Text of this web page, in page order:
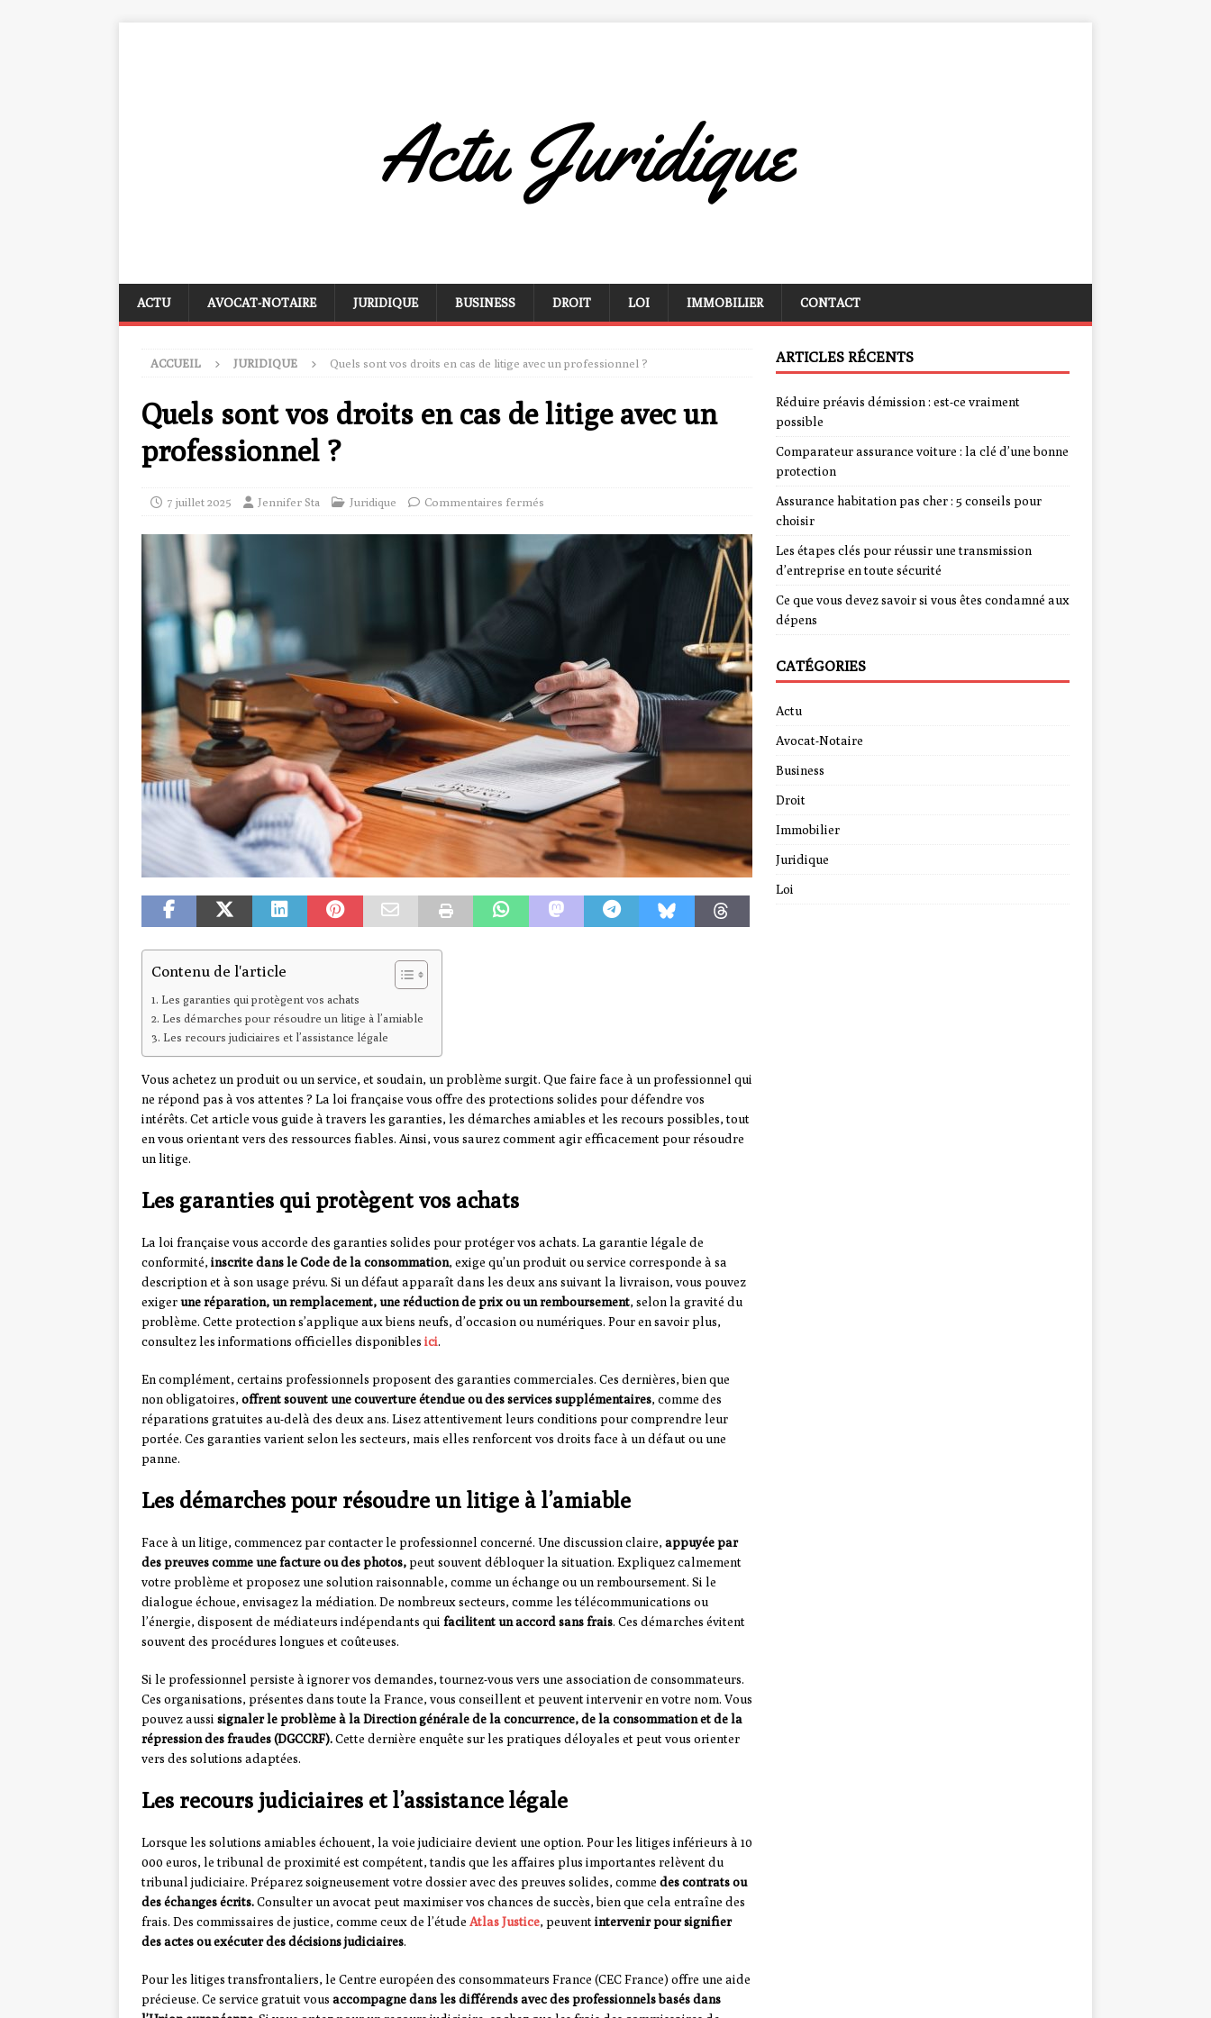
ACTU AVOCAT-NOTAIRE JURIDIQUE BUSINESS DROIT LOI IMMOBILIER CONTACT
ACCUEIL JURIDIQUE Quels sont vos droits en cas de litige avec un professionnel ?
Quels sont vos droits en cas de litige avec un
professionnel ?
7 juillet 2025 Jennifer Sta Juridique Commentaires fermés
Contenu de l'article
Les garanties qui protègent vos achats
Les démarches pour résoudre un litige à l’amiable
Les recours judiciaires et l’assistance légale
Vous achetez un produit ou un service, et soudain, un problème surgit. Que faire face à un professionnel qui
ne répond pas à vos attentes ? La loi française vous offre des protections solides pour défendre vos
intérêts. Cet article vous guide à travers les garanties, les démarches amiables et les recours possibles, tout
en vous orientant vers des ressources fiables. Ainsi, vous saurez comment agir efficacement pour résoudre
un litige.
Les garanties qui protègent vos achats
La loi française vous accorde des garanties solides pour protéger vos achats. La garantie légale de
conformité, inscrite dans le Code de la consommation, exige qu’un produit ou service corresponde à sa
description et à son usage prévu. Si un défaut apparaît dans les deux ans suivant la livraison, vous pouvez
exigerune réparation, un remplacement, une réduction de prix ou un remboursement, selon la gravité du
problème. Cette protection s’applique aux biens neufs, d’occasion ou numériques. Pour en savoir plus,
consultez les informations officielles disponibles ici.
En complément, certains professionnels proposent des garanties commerciales. Ces dernières, bien que
non obligatoires, offrent souvent une couverture étendue ou des services supplémentaires, comme des
réparations gratuites au-delà des deux ans. Lisez attentivement leurs conditions pour comprendre leur
portée. Ces garanties varient selon les secteurs, mais elles renforcent vos droits face à un défaut ou une
panne.
Les démarches pour résoudre un litige à l’amiable
Face à un litige, commencez par contacter le professionnel concerné. Une discussion claire, appuyée par
des preuves comme une facture ou des photos,peut souvent débloquer la situation. Expliquez calmement
votre problème et proposez une solution raisonnable, comme un échange ou un remboursement. Si le
dialogue échoue, envisagez la médiation. De nombreux secteurs, comme les télécommunications ou
l’énergie, disposent de médiateurs indépendants qui facilitent un accord sans frais. Ces démarches évitent
souvent des procédures longues et coûteuses.
Si le professionnel persiste à ignorer vos demandes, tournez-vous vers une association de consommateurs.
Ces organisations, présentes dans toute la France, vous conseillent et peuvent intervenir en votre nom. Vous
pouvez aussi signaler le problème à la Direction générale de la concurrence, de la consommation et de la
répression des fraudes (DGCCRF).Cette dernière enquête sur les pratiques déloyales et peut vous orienter
vers des solutions adaptées.
Les recours judiciaires et l’assistance légale
Lorsque les solutions amiables échouent, la voie judiciaire devient une option. Pour les litiges inférieurs à 10
000 euros, le tribunal de proximité est compétent, tandis que les affaires plus importantes relèvent du
tribunal judiciaire. Préparez soigneusement votre dossier avec des preuves solides, comme des contrats ou
des échanges écrits.Consulter un avocat peut maximiser vos chances de succès, bien que cela entraîne des
frais. Des commissaires de justice, comme ceux de l’étude Atlas Justice, peuventintervenir pour signifier
des actes ou exécuter des décisions judiciaires.
Pour les litiges transfrontaliers, le Centre européen des consommateurs France (CEC France) offre une aide
précieuse. Ce service gratuit vous accompagne dans les différends avec des professionnels basés dans
ARTICLES RÉCENTS
Réduire préavis démission : est-ce vraiment
possible
Comparateur assurance voiture : la clé d’une bonne
protection
Assurance habitation pas cher : 5 conseils pour
choisir
Les étapes clés pour réussir une transmission
d’entreprise en toute sécurité
Ce que vous devez savoir si vous êtes condamné aux
dépens
CATÉGORIES
Actu
Avocat-Notaire
Business
Droit
Immobilier
Juridique
Loi